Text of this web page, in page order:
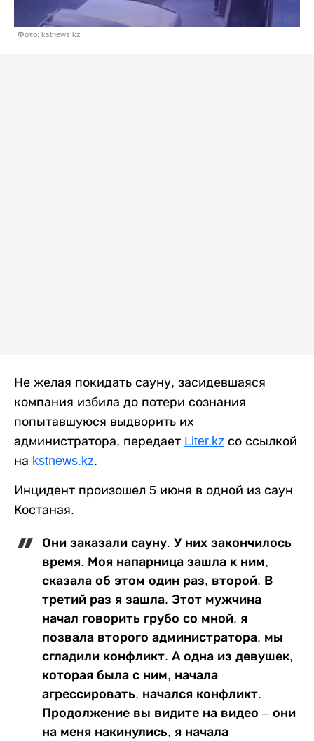
Фото: kstnews.kz
Не желая покидать сауну, засидевшаяся
компания избила до потери сознания
попытавшуюся выдворить их
администратора, передает Liter.kz со ссылкой
на kstnews.kz.
Инцидент произошел 5 июня в одной из саун
Костаная.
Они заказали сауну. У них закончилось
время. Моя напарница зашла к ним,
сказала об этом один раз, второй. В
третий раз я зашла. Этот мужчина
начал говорить грубо со мной, я
позвала второго администратора, мы
сгладили конфликт. А одна из девушек,
которая была с ним, начала
агрессировать, начался конфликт.
Продолжение вы видите на видео – они
на меня накинулись, я начала